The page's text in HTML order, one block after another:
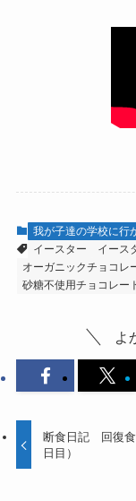
我が子達の学校に行
イースター
イース
オーガニックチョコレ
砂糖不使用チョコレー
よ
断食日記 回復
日目）